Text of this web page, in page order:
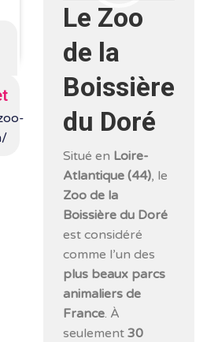
Le Zoo
de la
Boissière
du Doré
Situé en Loire-
Atlantique (44), le
Zoo de la
Boissière du Doré
est considéré
comme l’un des
plus beaux parcs
animaliers de
France. À
seulement30